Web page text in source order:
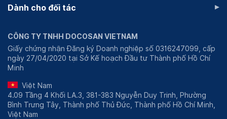
Dành cho đối tác ▸
CÔNG TY TNHH DOCOSAN VIETNAM
Giấy chứng nhận Đăng ký Doanh nghiệp số 0316247099, cấp
ngày 27/04/2020 tại Sở Kế hoạch Đầu tư Thành phố Hồ Chí
Minh
Việt Nam
4.09 Tầng 4 Khối LA.3, 381-383 Nguyễn Duy Trinh, Phường
Bình Trưng Tây, Thành phố Thủ Đức, Thành phố Hồ Chí Minh,
Việt Nam